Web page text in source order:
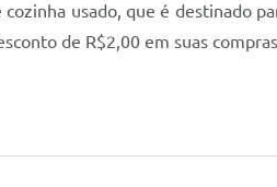
usado, que é destinado
de R$2,00 em suas